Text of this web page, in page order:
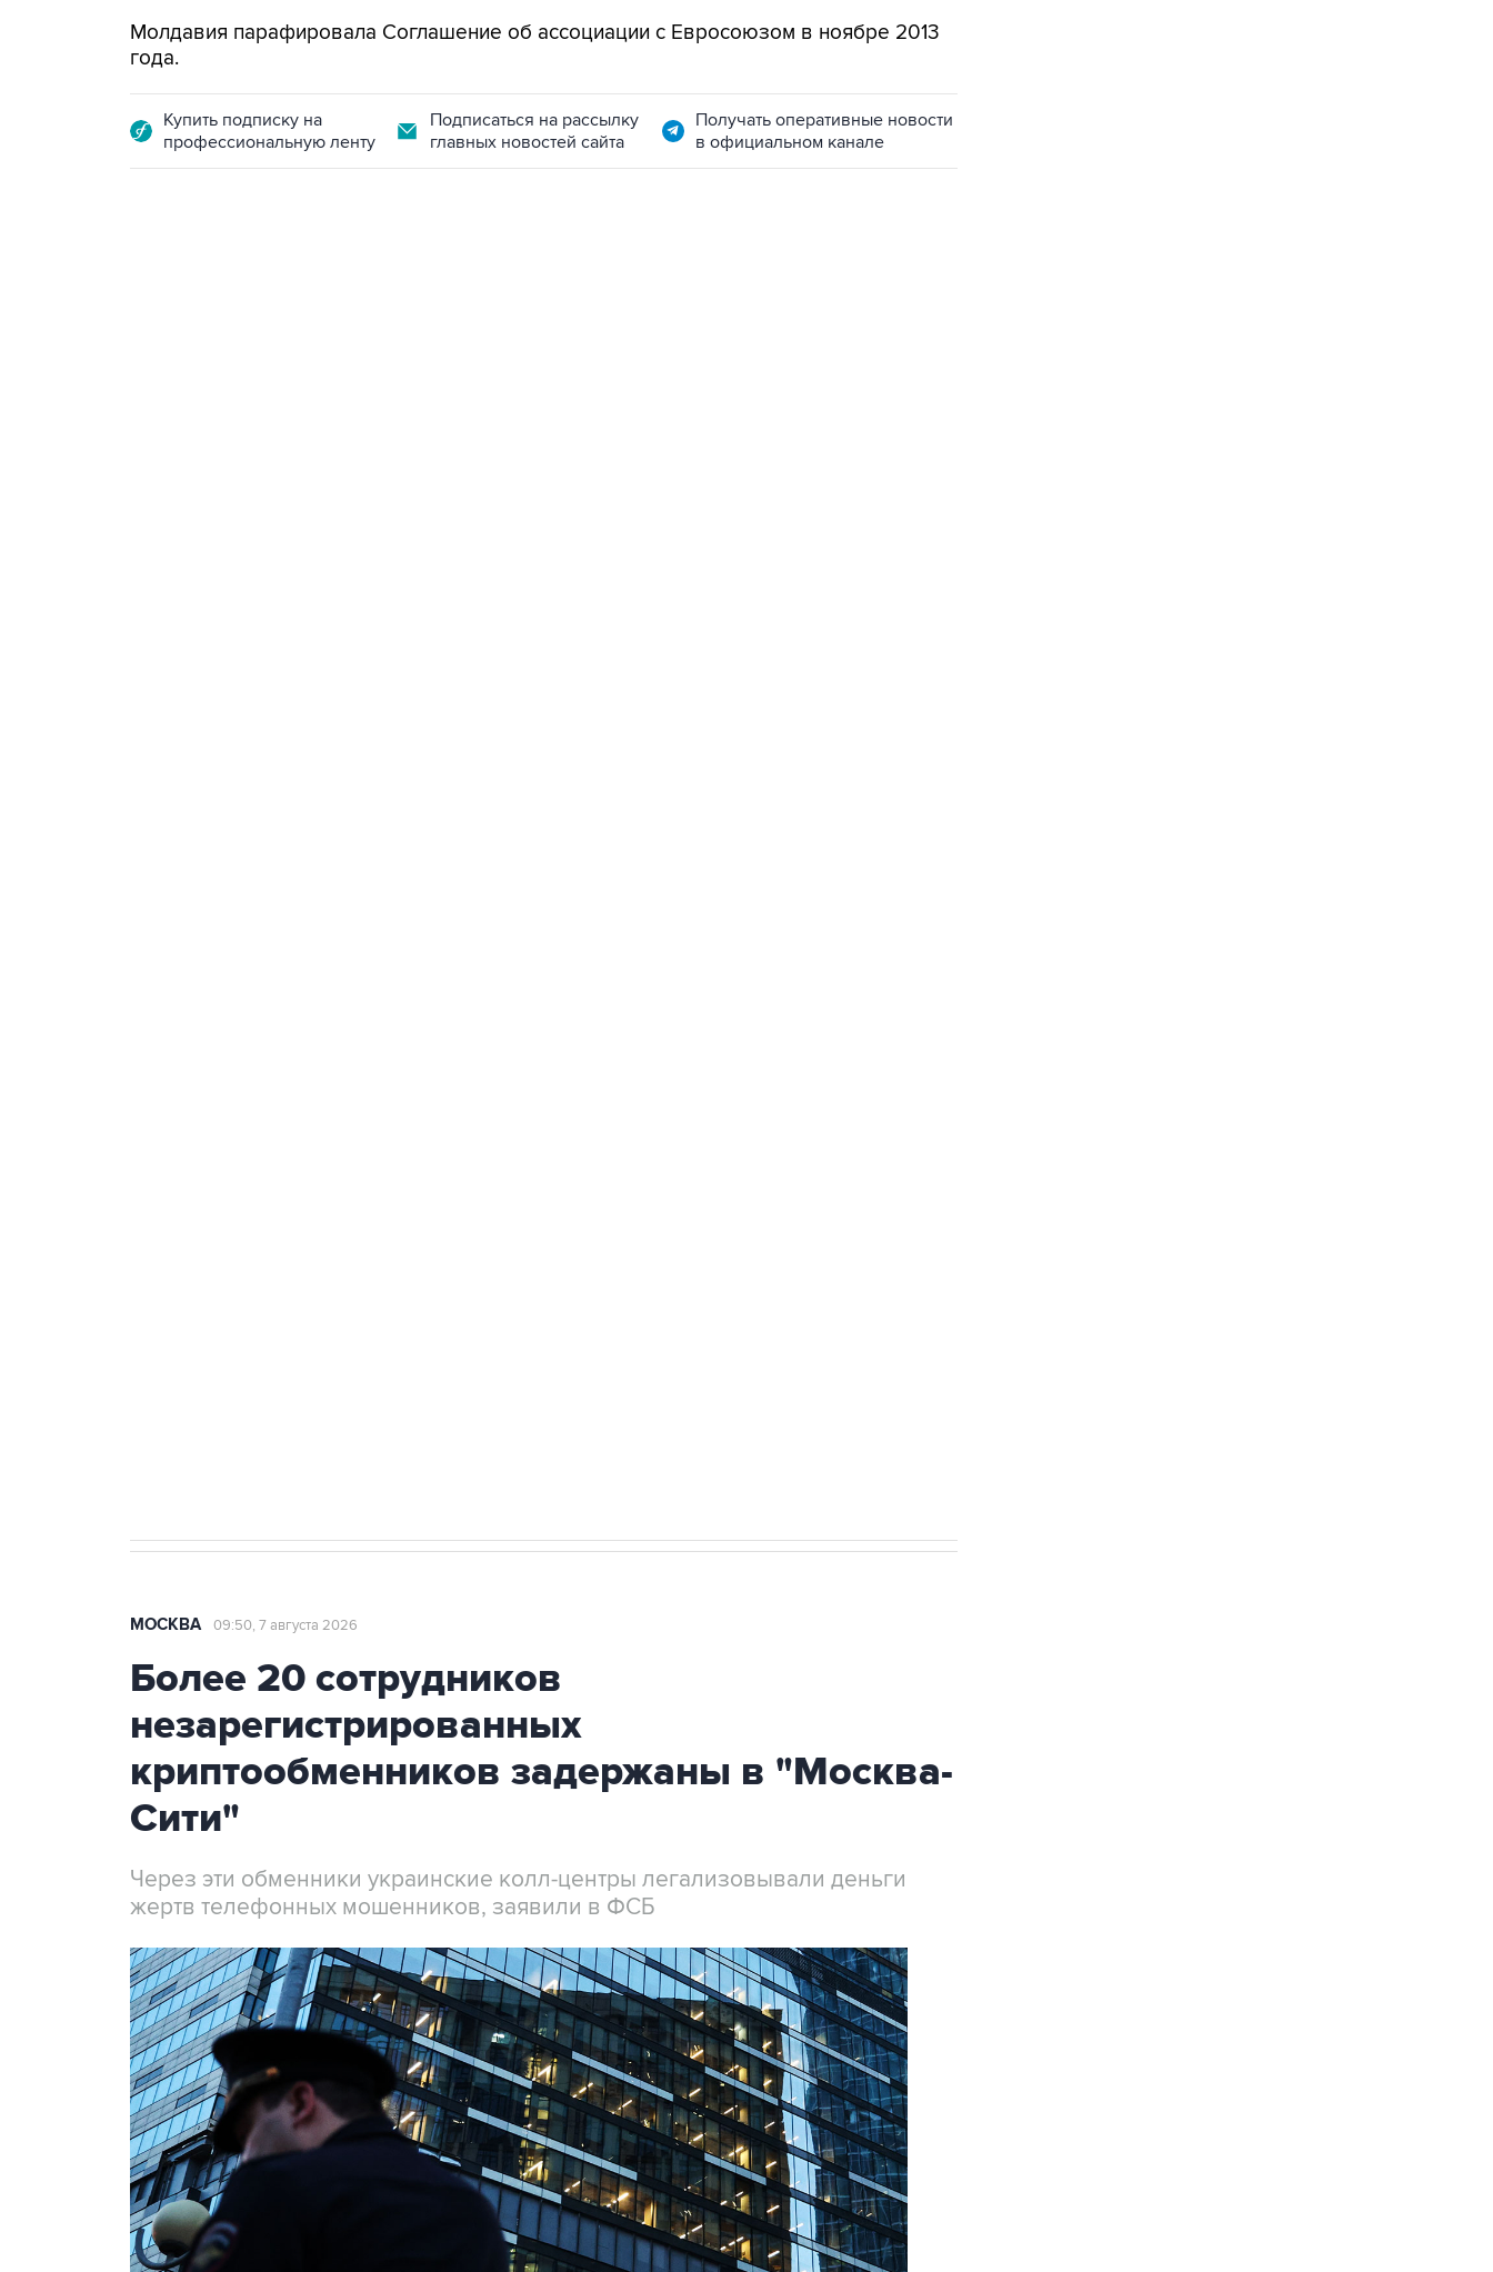
Молдавия парафировала Соглашение об ассоциации с Евросоюзом в ноябре 2013
года.
Купить подписку на
профессиональную ленту
Подписаться на рассылку
главных новостей сайта
Получать оперативные новости
в официальном канале
МОСКВА 09:50, 7 августа 2026
Более 20 сотрудников
незарегистрированных
криптообменников задержаны в "Москва-
Сити"
Через эти обменники украинские колл-центры легализовывали деньги
жертв телефонных мошенников, заявили в ФСБ